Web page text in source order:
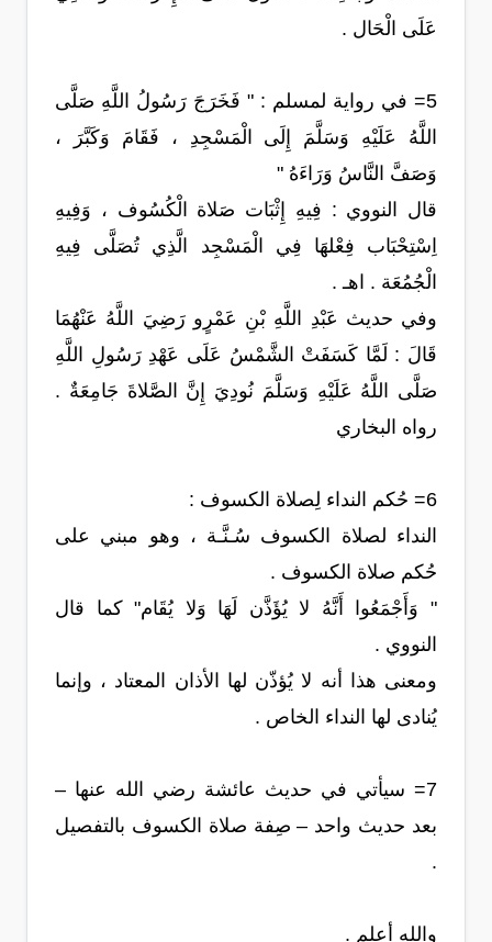
عَلَى الْحَال .
5= في رواية لمسلم : " فَخَرَجَ رَسُولُ اللَّهِ صَلَّى
اللَّهُ عَلَيْهِ وَسَلَّمَ إِلَى الْمَسْجِدِ ، فَقَامَ وَكَبَّرَ ،
وَصَفَّ النَّاسُ وَرَاءَهُ "
قال النووي : فِيهِ إِثْبَات صَلاة الْكُسُوف ، وَفِيهِ
اِسْتِحْبَاب فِعْلهَا فِي الْمَسْجِد الَّذِي تُصَلَّى فِيهِ
الْجُمُعَة . اهـ .
وفي حديث عَبْدِ اللَّهِ بْنِ عَمْرٍو رَضِيَ اللَّهُ عَنْهُمَا
قَالَ : لَمَّا كَسَفَتْ الشَّمْسُ عَلَى عَهْدِ رَسُولِ اللَّهِ
صَلَّى اللَّهُ عَلَيْهِ وَسَلَّمَ نُودِيَ إِنَّ الصَّلاةَ جَامِعَةٌ .
رواه البخاري
6= حُكم النداء لِصلاة الكسوف :
النداء لصلاة الكسوف سُـنَّـة ، وهو مبني على
حُكم صلاة الكسوف .
" وَأَجْمَعُوا أَنَّهُ لا يُؤَذَّن لَهَا وَلا يُقَام" كما قال
النووي .
ومعنى هذا أنه لا يُؤذّن لها الأذان المعتاد ، وإنما
يُنادى لها النداء الخاص .
7= سيأتي في حديث عائشة رضي الله عنها –
بعد حديث واحد – صِفة صلاة الكسوف بالتفصيل
.
والله أعلم .